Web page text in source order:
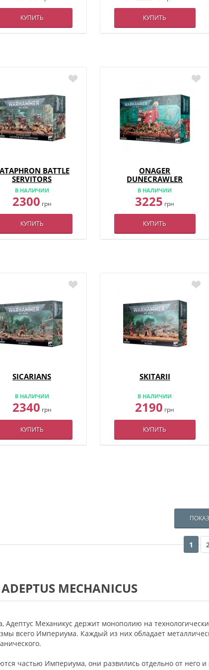
КУПИТЬ КУПИТЬ
BATTLE
SERVITORS
В НАЛИЧИИ
2300 грн
КУПИТЬ
ONAGER
DUNECRAWLER
В НАЛИЧИИ
3225 грн
КУПИТЬ
SICARIANS
В НАЛИЧИИ
2340 грн
КУПИТЬ
SKITARII
В НАЛИЧИИ
2190 грн
КУПИТЬ
1
MECHANICUS
Адептус Механикус держит монополию на
всего Империума. Каждый из них обладает
частью Империума, они развились отдельно от него